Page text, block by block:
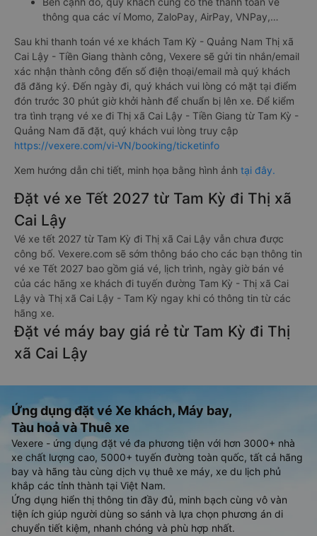
thông qua các ví Momo, ZaloPay, AirPay, VNPay,…
Sau khi thanh toán vé xe khách Tam Kỳ - Quảng Nam Thị xã
Cai Lậy - Tiền Giang thành công, Vexere sẽ gửi tin nhắn/email
xác nhận thành công đến số điện thoại/email mà quý khách
đã đăng ký. Đến ngày đi, quý khách vui lòng có mặt tại điểm
đón trước 30 phút giờ khởi hành để chuẩn bị lên xe. Để kiểm
tra tình trạng vé xe đi Thị xã Cai Lậy - Tiền Giang từ Tam Kỳ -
Quảng Nam đã đặt, quý khách vui lòng truy cập
https://vexere.com/vi-VN/booking/ticketinfo
Xem hướng dẫn chi tiết, minh họa bằng hình ảnh tại đây.
Đặt vé xe Tết 2027 từ Tam Kỳ đi Thị xã
Cai Lậy
Vé xe tết 2027 từ Tam Kỳ đi Thị xã Cai Lậy vẫn chưa được
công bố. Vexere.com sẽ sớm thông báo cho các bạn thông tin
vé xe Tết 2027 bao gồm giá vé, lịch trình, ngày giờ bán vé
của các hãng xe khách đi tuyến đường Tam Kỳ - Thị xã Cai
Lậy và Thị xã Cai Lậy - Tam Kỳ ngay khi có thông tin từ các
hãng xe.
Đặt vé máy bay giá rẻ từ Tam Kỳ đi Thị
xã Cai Lậy
Ứng dụng đặt vé Xe khách, Máy bay,
Tàu hoả và Thuê xe
Vexere - ứng dụng đặt vé đa phương tiện với hơn 3000+ nhà
xe chất lượng cao, 5000+ tuyến đường toàn quốc, tất cả hãng
bay và hãng tàu cùng dịch vụ thuê xe máy, xe du lịch phủ
khắp các tỉnh thành tại Việt Nam.
Ứng dụng hiển thị thông tin đầy đủ, minh bạch cùng vô vàn
tiện ích giúp người dùng so sánh và lựa chọn phương án di
chuyển tiết kiệm, nhanh chóng và phù hợp nhất.